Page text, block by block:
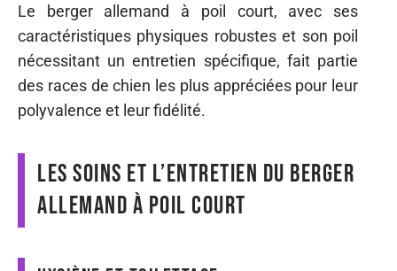
Le berger allemand à poil court, avec ses
caractéristiques physiques robustes et son poil
nécessitant un entretien spécifique, fait partie
des races de chien les plus appréciées pour leur
polyvalence et leur fidélité.
Les soins et l’entretien du berger
allemand à poil court